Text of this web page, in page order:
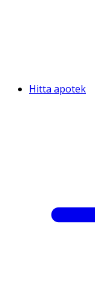
Hitta apotek